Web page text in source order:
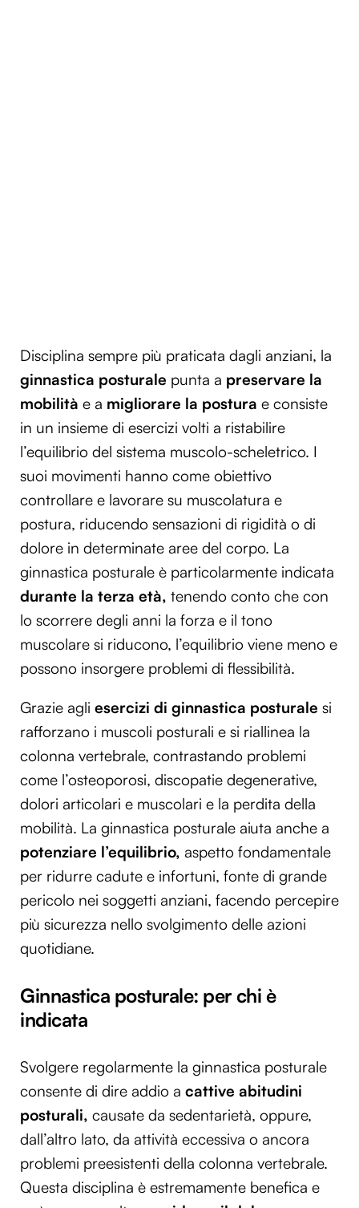
Disciplina sempre più praticata dagli anziani, la
ginnastica posturale punta a preservare la
mobilità e a migliorare la postura e consiste
in un insieme di esercizi volti a ristabilire
l’equilibrio del sistema muscolo-scheletrico. I
suoi movimenti hanno come obiettivo
controllare e lavorare su muscolatura e
postura, riducendo sensazioni di rigidità o di
dolore in determinate aree del corpo. La
ginnastica posturale è particolarmente indicata
durante la terza età, tenendo conto che con
lo scorrere degli anni la forza e il tono
muscolare si riducono, l’equilibrio viene meno e
possono insorgere problemi di flessibilità.
Grazie agli esercizi di ginnastica posturale si
rafforzano i muscoli posturali e si riallinea la
colonna vertebrale, contrastando problemi
come l’osteoporosi, discopatie degenerative,
dolori articolari e muscolari e la perdita della
mobilità. La ginnastica posturale aiuta anche a
potenziare l’equilibrio, aspetto fondamentale
per ridurre cadute e infortuni, fonte di grande
pericolo nei soggetti anziani, facendo percepire
più sicurezza nello svolgimento delle azioni
quotidiane.
Ginnastica posturale: per chi è
indicata
Svolgere regolarmente la ginnastica posturale
consente di dire addio a cattive abitudini
posturali, causate da sedentarietà, oppure,
dall’altro lato, da attività eccessiva o ancora
problemi preesistenti della colonna vertebrale.
Questa disciplina è estremamente benefica e